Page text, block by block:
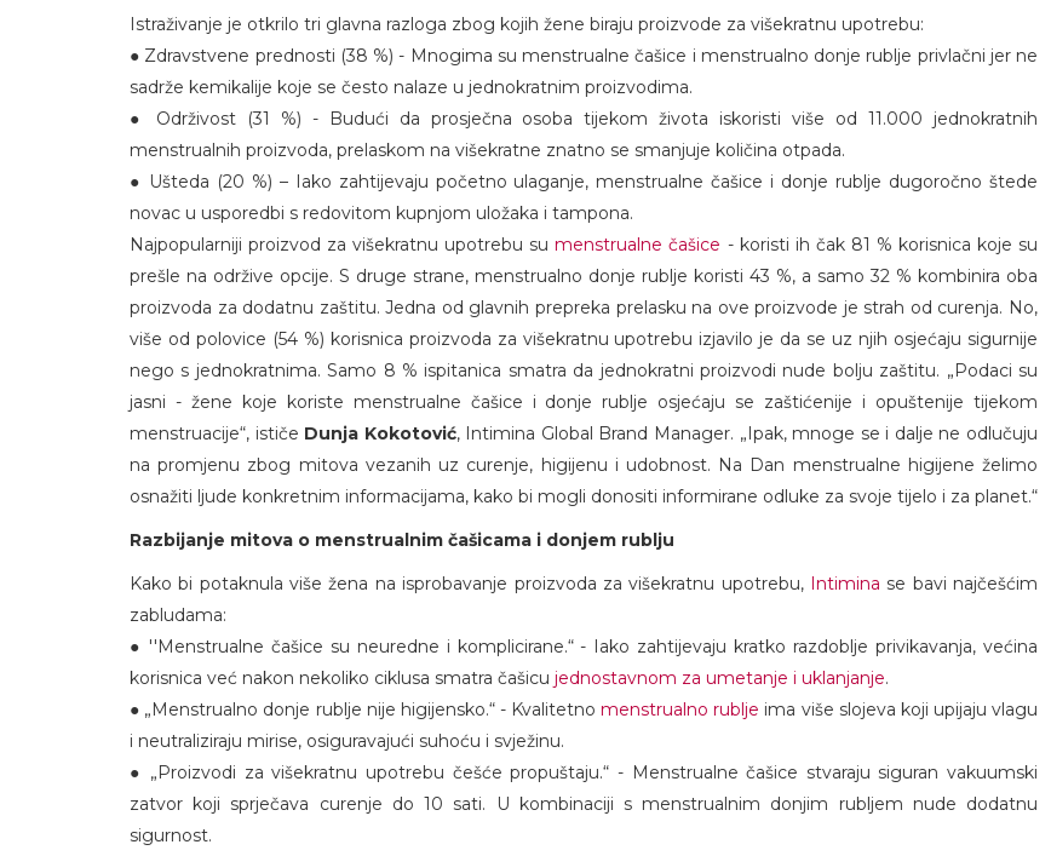
Istraživanje je otkrilo tri glavna razloga zbog kojih žene biraju proizvode za višekratnu upotrebu:
● Zdravstvene prednosti (38 %) - Mnogima su menstrualne čašice i menstrualno donje rublje privlačni jer ne
sadrže kemikalije koje se često nalaze u jednokratnim proizvodima.
● Održivost (31 %) - Budući da prosječna osoba tijekom života iskoristi više od 11.000 jednokratnih
menstrualnih proizvoda, prelaskom na višekratne znatno se smanjuje količina otpada.
● Ušteda (20 %) – Iako zahtijevaju početno ulaganje, menstrualne čašice i donje rublje dugoročno štede
novac u usporedbi s redovitom kupnjom uložaka i tampona.
Najpopularniji proizvod za višekratnu upotrebu sumenstrualne čašice - koristi ih čak 81 % korisnica koje su
prešle na održive opcije. S druge strane, menstrualno donje rublje koristi 43 %, a samo 32 % kombinira oba
proizvoda za dodatnu zaštitu. Jedna od glavnih prepreka prelasku na ove proizvode je strah od curenja. No,
više od polovice (54 %) korisnica proizvoda za višekratnu upotrebu izjavilo je da se uz njih osjećaju sigurnije
nego s jednokratnima. Samo 8 % ispitanica smatra da jednokratni proizvodi nude bolju zaštitu. „Podaci su
jasni - žene koje koriste menstrualne čašice i donje rublje osjećaju se zaštićenije i opuštenije tijekom
menstruacije“, ističe Dunja Kokotović, Intimina Global Brand Manager. „Ipak, mnoge se i dalje ne odlučuju
na promjenu zbog mitova vezanih uz curenje, higijenu i udobnost. Na Dan menstrualne higijene želimo
osnažiti ljude konkretnim informacijama, kako bi mogli donositi informirane odluke za svoje tijelo i za planet.“
Razbijanje mitova o menstrualnim čašicama i donjem rublju
Kako bi potaknula više žena na isprobavanje proizvoda za višekratnu upotrebu, Intimina se bavi najčešćim
zabludama:
● ''Menstrualne čašice su neuredne i komplicirane.“ - Iako zahtijevaju kratko razdoblje privikavanja, većina
korisnica već nakon nekoliko ciklusa smatra čašicu jednostavnom za umetanje i uklanjanje.
● „Menstrualno donje rublje nije higijensko.“ - Kvalitetnomenstrualno rublje ima više slojeva koji upijaju vlagu
i neutraliziraju mirise, osiguravajući suhoću i svježinu.
● „Proizvodi za višekratnu upotrebu češće propuštaju.“ - Menstrualne čašice stvaraju siguran vakuumski
zatvor koji sprječava curenje do 10 sati. U kombinaciji s menstrualnim donjim rubljem nude dodatnu
sigurnost.